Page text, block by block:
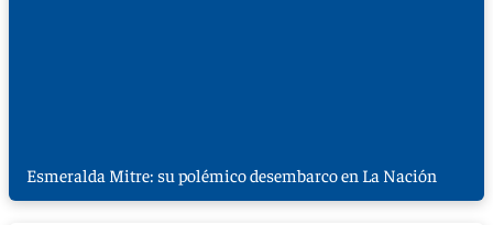
Esmeralda Mitre: su polémico desembarco en La Nación